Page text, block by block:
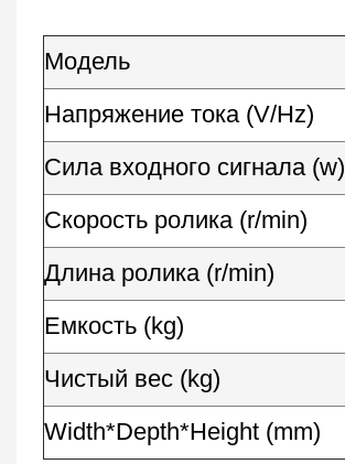
Модель
Напряжение тока (V/Hz)
Сила входного сигнала (w)
Скорость ролика (r/min)
Длина ролика (r/min)
Емкость (kg)
Чистый вес (kg)
Width*Depth*Height (mm)